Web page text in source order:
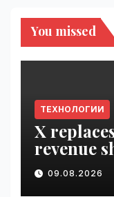
You missed
ТЕХНОЛОГИИ
X
revenue
with
Rewards |
09.08.2026